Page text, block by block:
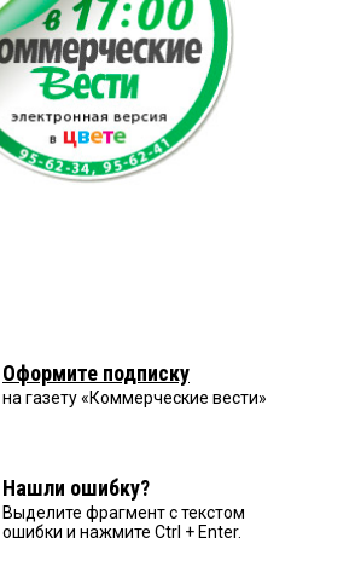
Оформите подписку
на газету «Коммерческие вести»
Нашли ошибку?
Выделите фрагмент с текстом
ошибки и нажмите Ctrl + Enter.